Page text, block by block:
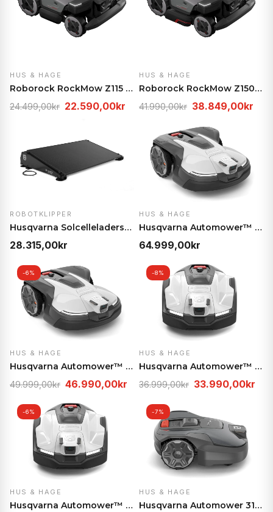
HUS & HAGE
Roborock RockMow Z115 Robotgressklipper Mørkegrå
24.499,00kr Opprinnelig
24.499,00kr.
22.590,00kr Nåværende
22.590,00kr.
HUS & HAGE
Roborock RockMow Z150 Robotgressklipper Mørkegrå
41.990,00kr Opprinnelig
var:
41.990,00kr.
38.849,00kr
ROBOTKLIPPER
Husqvarna Solcelleladersystem 1-18 – 420 W solener…
28.315,00kr
HUS & HAGE
Husqvarna Automower™ 450V NERA
64.999,00kr
-6%
HUS & HAGE
Husqvarna Automower™ 430V NERA
49.999,00kr Opprinnelig
var:
49.999,00kr.
46.990,00kr Nåværende
46.990,00kr.
-8%
HUS & HAGE
Husqvarna Automower™ 410VE NERA
36.999,00kr Opprinnelig
var:
36.999,00kr.
33.990,00kr
-6%
HUS & HAGE
Husqvarna Automower™ 405VE NERA
-7%
HUS & HAGE
Husqvarna Automower 312V